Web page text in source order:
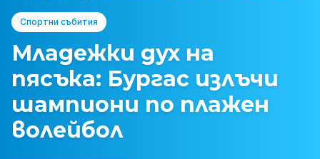
Спортни събития
Младежки дух на
пясъка: Бургас излъчи
шампиони по плажен
волейбол